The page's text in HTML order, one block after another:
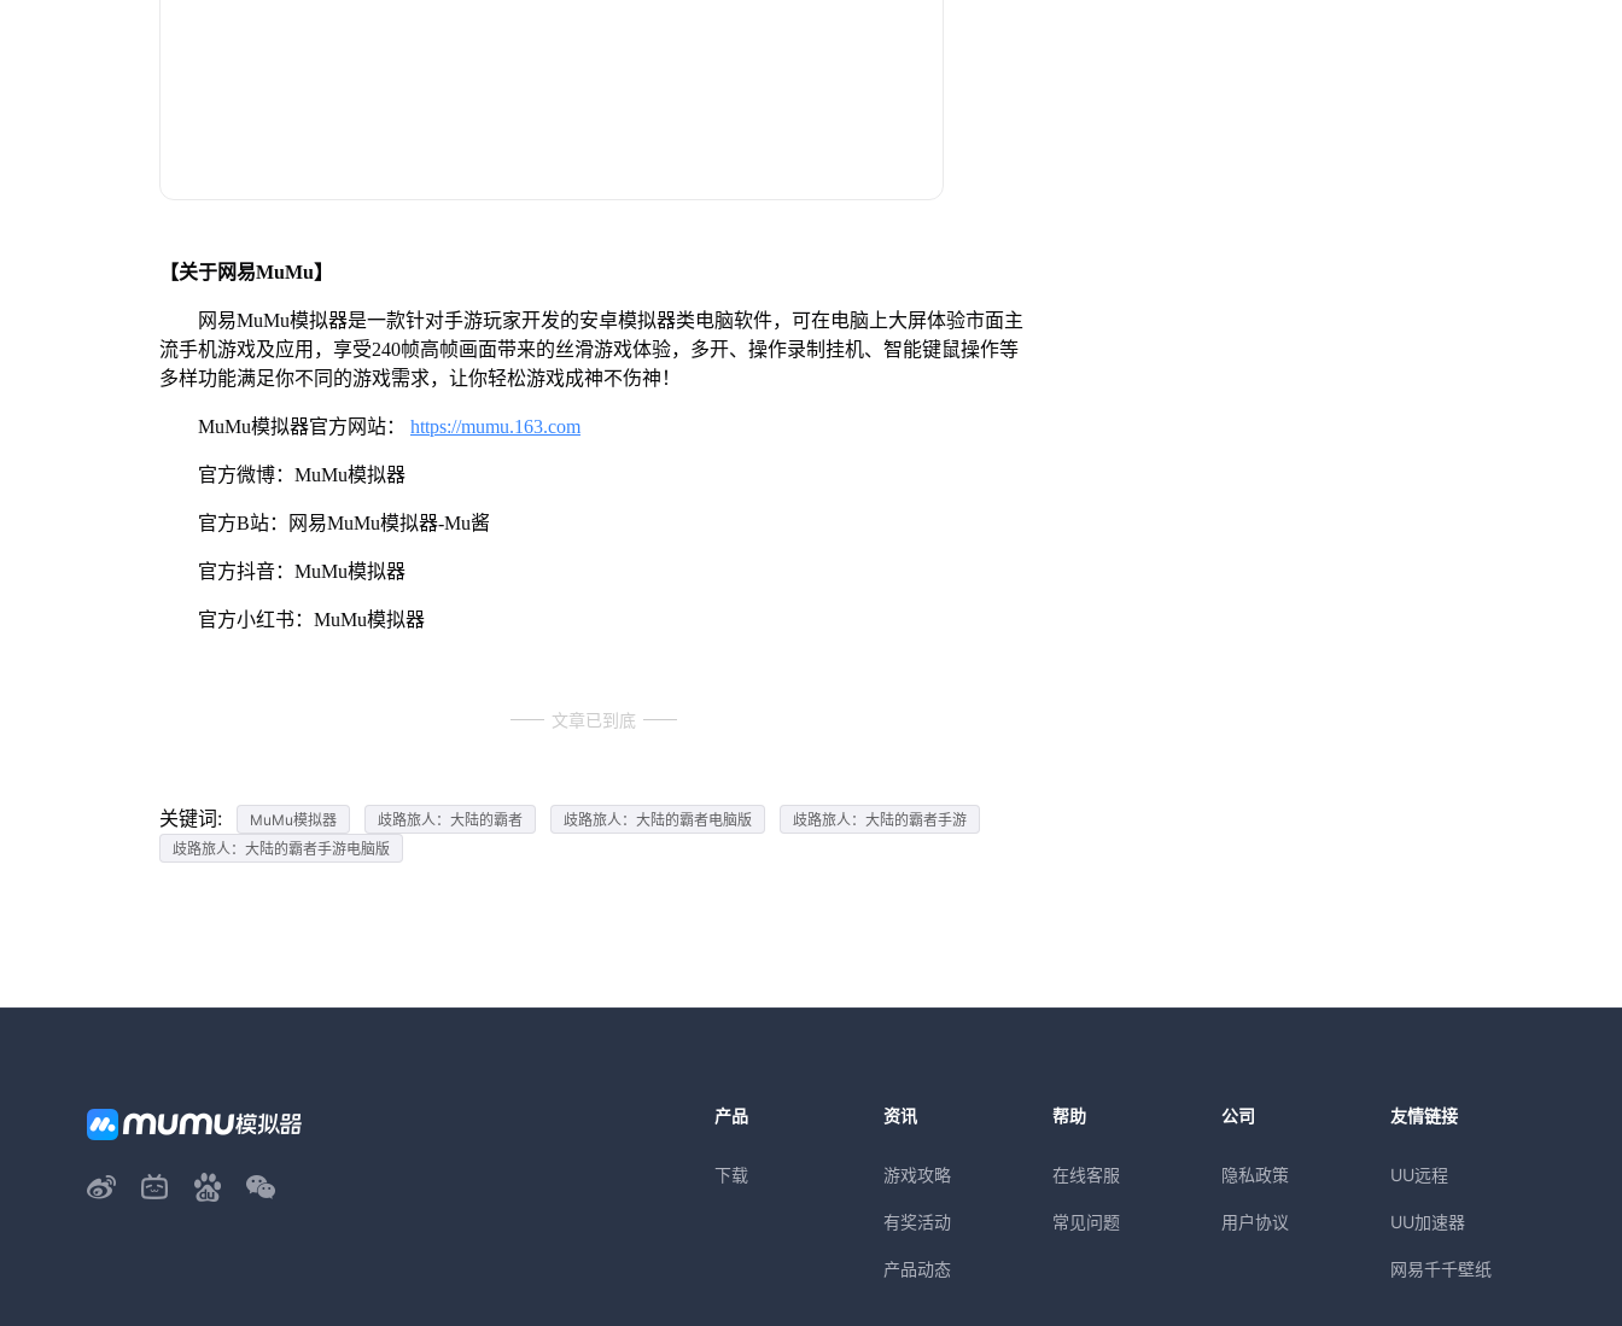
【关于网易MuMu】
网易MuMu模拟器是一款针对手游玩家开发的安卓模拟器类电脑软件，可在电脑上大屏体验市面主
流手机游戏及应用，享受240帧高帧画面带来的丝滑游戏体验，多开、操作录制挂机、智能键鼠操作等
多样功能满足你不同的游戏需求，让你轻松游戏成神不伤神！
MuMu模拟器官方网站： https://mumu.163.com
官方微博：MuMu模拟器
官方B站：网易MuMu模拟器-Mu酱
官方抖音：MuMu模拟器
官方小红书：MuMu模拟器
文章已到底
关键词: MuMu模拟器 歧路旅人：大陆的霸者 歧路旅人：大陆的霸者电脑版
歧路旅人：大陆的霸者手游
歧路旅人：大陆的霸者手游电脑版
产品
下载
资讯
游戏攻略
有奖活动
产品动态
帮助
在线客服
常见问题
公司
隐私政策
用户协议
友情链接
UU远程
UU加速器
网易千千壁纸